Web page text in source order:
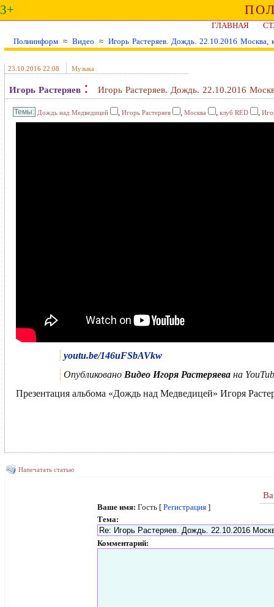
3+
ГЛАВНАЯ
Полиинформ ≈ Видео ≈ Игорь Растеряев. Дождь. 22.10.2016 Москва,
23.10.2016 22:08 Музыка
Игорь Растеряев : Игорь Растеряев. Дождь. 22.10.2016
Дождь над Медведицей , Игорь Растеряев , Москва , клуб RED ,
youtu.be/146uFSbAVkw
Опубликовано Видео Игоря Растеряева на
Презентация альбома «Дождь над Медведицей» Игоря
Напечатать статью
Ваше имя: Гость [ Регистрация ]
Тема:
Комментарий: